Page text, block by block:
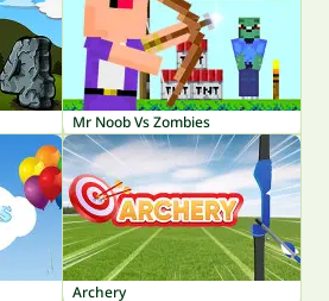
Mr Noob Vs Zombies
Archery